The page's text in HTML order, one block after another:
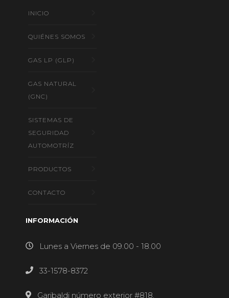
INICIO
QUIÉNES SOMOS
GAS LP (GLP)
GAS NATURAL
(GNC)
SISTEMAS DE
SEGURIDAD
AUTOMOTRÍZ
PRODUCTOS
CONTACTO
INFORMACIÓN
Lunes a Viernes de 09.00 - 18.00
33-1578-8372
Garibaldi número exterior #818,